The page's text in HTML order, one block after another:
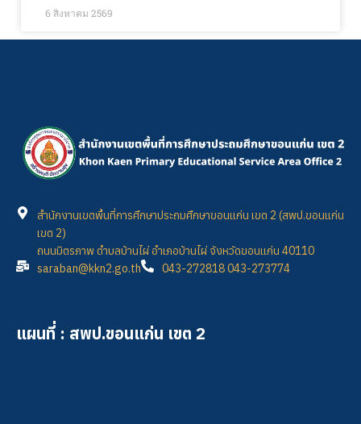
6 สิงหาคม 2569
สำนักงานเขตพื้นที่การศึกษาประถมศึกษาขอนแก่น เขต 2 (สพป.ขอนแก่น
เขต 2)
ถนนมิตรภาพ ตำบลบ้านไผ่ อำเภอบ้านไผ่ จังหวัดขอนแก่น 40110
saraban@kkn2.go.th
043-272818 043-273774
แผนที่ : สพป.ขอนแก่น เขต 2